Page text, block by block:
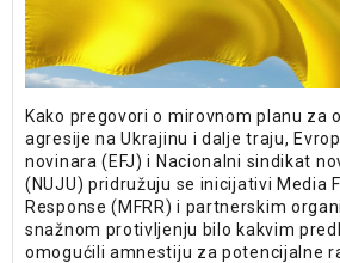
Kako pregovori o mirovnom planu za
agresije na Ukrajinu i dalje traju,
novinara (EFJ) i Nacionalni sindikat
(NUJU) pridružuju se inicijativi Media
Response (MFRR) i partnerskim
snažnom protivljenju bilo kakvim
omogućili amnestiju za potencijalne